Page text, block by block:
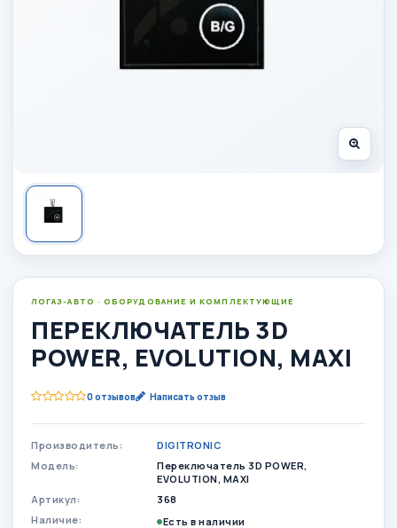
ЛОГАЗ-АВТО · ОБОРУДОВАНИЕ И КОМПЛЕКТУЮЩИЕ
ПЕРЕКЛЮЧАТЕЛЬ 3D
POWER, EVOLUTION, MAXI
0 отзывов Написать отзыв
Производитель:
DIGITRONIC
Модель:
Переключатель 3D POWER,
EVOLUTION, MAXI
Артикул:
368
Наличие:
Есть в наличии